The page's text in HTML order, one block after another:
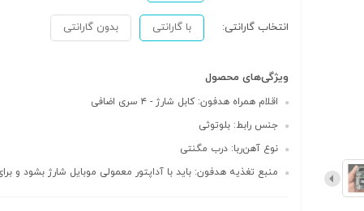
انتخاب گارانتی: با گارانتی بدون گارانتی
ویژگی‌های محصول
اقلام همراه هدفون: کابل شارژ - ۴ سری اضافی
جنس رابط: بلوتوثی
نوع آهن‌ربا: درب مگنتی
منبع تغذیه هدفون: باید با آداپتور معمولی موبایل شارژ بشود و